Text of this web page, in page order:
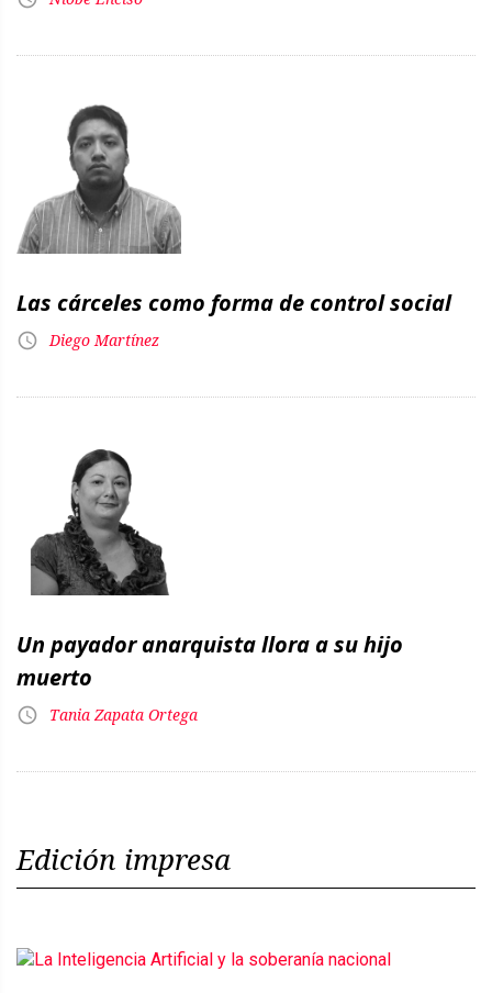
Las cárceles como forma de control social
Diego Martínez
Un payador anarquista llora a su hijo
muerto
Tania Zapata Ortega
Edición impresa